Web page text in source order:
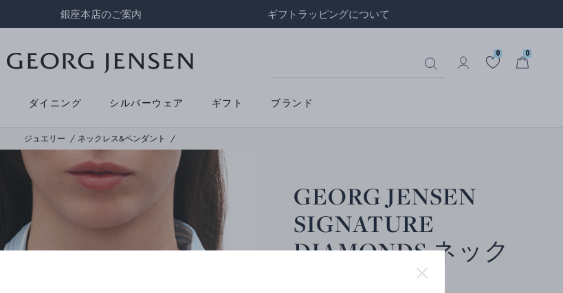
銀座本店のご案内 ギフトラッピングについて
0 0
ダイニング シルバーウェア ギフト ブランド
ジュエリー ネックレス&ペンダント
GEORG JENSEN
SIGNATURE
DIAMONDS ネック